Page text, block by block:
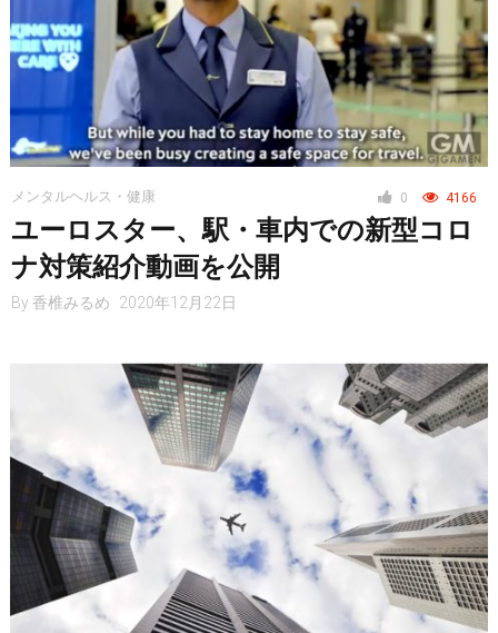
レジャー
ヘルス・健康
スタイル
スマートフォン
ニュース
0 4166
メンタルヘルス・健康
ユーロスター、駅・車内での新型コロ
ナ対策紹介動画を公開
By 香椎みるめ 2020年12月22日